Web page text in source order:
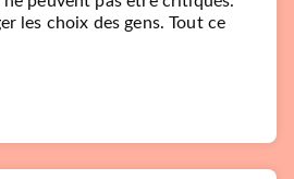
les choix des gens. Tout ce